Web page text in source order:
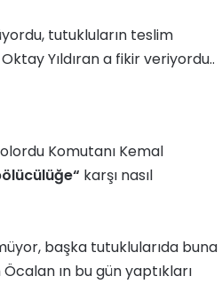
tutukluların teslim
Yıldıran a fikir veriyordu..
Komutanı Kemal
karşı nasıl
başka tutuklularıda buna
ın bu gün yaptıkları